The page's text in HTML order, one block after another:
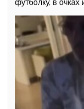
футболку, в